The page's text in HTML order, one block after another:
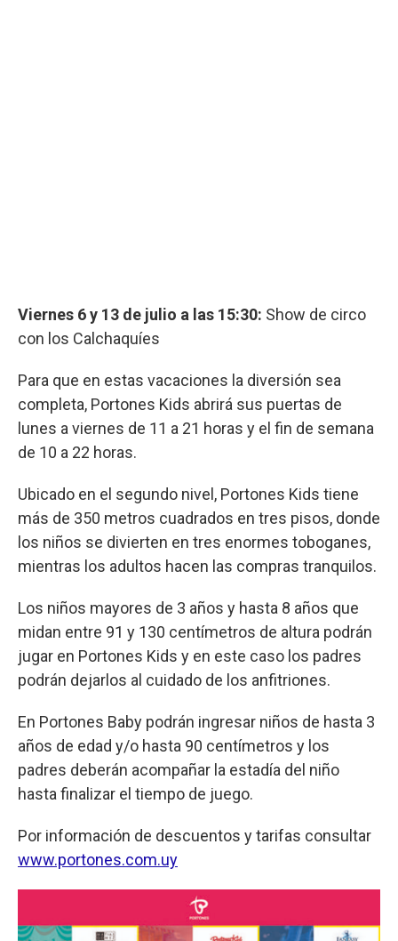
Viernes 6 y 13 de julio a las 15:30: Show de circo
con los Calchaquíes
Para que en estas vacaciones la diversión sea
completa, Portones Kids abrirá sus puertas de
lunes a viernes de 11 a 21 horas y el fin de semana
de 10 a 22 horas.
Ubicado en el segundo nivel, Portones Kids tiene
más de 350 metros cuadrados en tres pisos, donde
los niños se divierten en tres enormes toboganes,
mientras los adultos hacen las compras tranquilos.
Los niños mayores de 3 años y hasta 8 años que
midan entre 91 y 130 centímetros de altura podrán
jugar en Portones Kids y en este caso los padres
podrán dejarlos al cuidado de los anfitriones.
En Portones Baby podrán ingresar niños de hasta 3
años de edad y/o hasta 90 centímetros y los
padres deberán acompañar la estadía del niño
hasta finalizar el tiempo de juego.
Por información de descuentos y tarifas consultar
www.portones.com.uy